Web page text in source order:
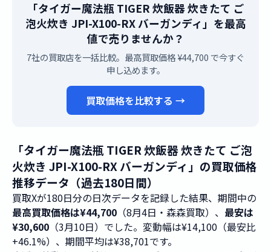
「タイガー魔法瓶 TIGER 炊飯器 炊きたて ご
泡火炊き JPI-X100-RX バーガンディ」を最高
値で売りませんか？
7社の買取店を一括比較。最高買取価格 ¥44,700 で今すぐ
申し込めます。
買取価格を比較する →
「タイガー魔法瓶 TIGER 炊飯器 炊きたて ご泡
火炊き JPI-X100-RX バーガンディ」の買取価格
推移データ（過去180日間）
買取Xが180日分の日次データを記録した結果、期間中の
最高買取価格は¥44,700 （8月4日・森森買取）、 最安は
¥30,600 （3月10日）でした。変動幅は¥14,100（最安比
+46.1%）、期間平均は¥38,701です。